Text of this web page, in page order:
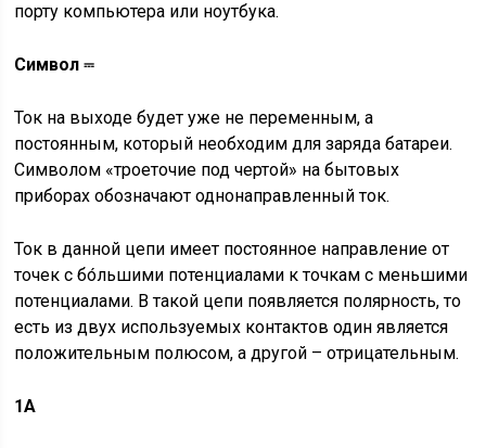
порту компьютера или ноутбука.
Символ ⎓
Ток на выходе будет уже не переменным, а
постоянным, который необходим для заряда батареи.
Символом «троеточие под чертой» на бытовых
приборах обозначают однонаправленный ток.
Ток в данной цепи имеет постоянное направление от
точек с бо́льшими потенциалами к точкам с меньшими
потенциалами. В такой цепи появляется полярность, то
есть из двух используемых контактов один является
положительным полюсом, а другой – отрицательным.
1А